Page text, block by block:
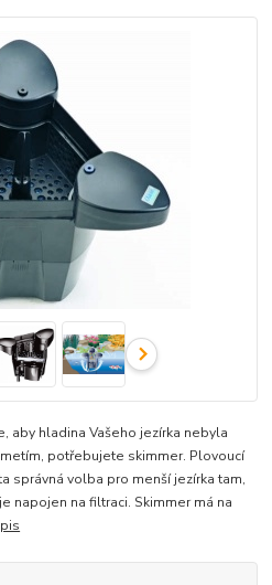
aby hladina Vašeho jezírka nebyla
potřebujete skimmer. Plovoucí
správná volba pro menší jezírka tam,
napojen na filtraci. Skimmer má na